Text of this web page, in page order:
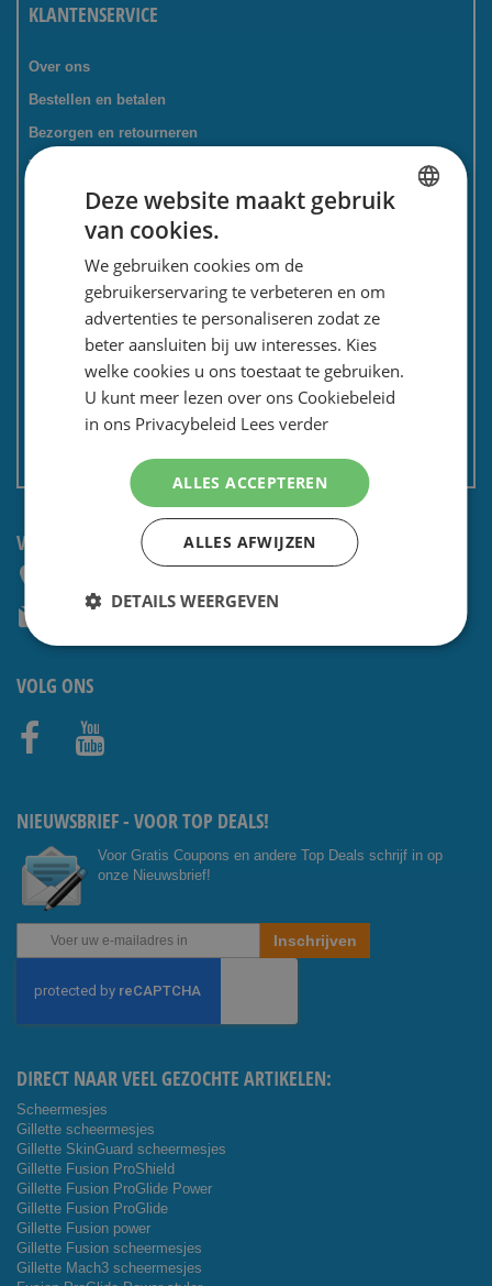
KLANTENSERVICE
Over ons
Bestellen en betalen
Bezorgen en retourneren
Tevredenheidsgarantie
Kadoservice
Bedrijven / zakelijk
Meest gestelde vragen
Contactformulier
Nieuwsbrief
Privacy en security
Algemene voorwaarden
Non EU: Belasting / douane
VRAGEN? NEEM CONTACT OP:
service@shavesavings.com
VOLG ONS
NIEUWSBRIEF - VOOR TOP DEALS!
Voor Gratis Coupons en andere Top Deals schrijf in op
onze Nieuwsbrief!
Abonneer
onze
Inschrijven
DIRECT NAAR VEEL GEZOCHTE ARTIKELEN:
Scheermesjes
Gillette scheermesjes
Gillette SkinGuard scheermesjes
Gillette Fusion ProShield
Gillette Fusion ProGlide Power
Gillette Fusion ProGlide
Gillette Fusion power
Gillette Fusion scheermesjes
Gillette Mach3 scheermesjes
Deze website maakt gebruik
van cookies.
We gebruiken cookies om de
gebruikerservaring te verbeteren en om
advertenties te personaliseren zodat ze
beter aansluiten bij uw interesses. Kies
welke cookies u ons toestaat te gebruiken.
U kunt meer lezen over ons Cookiebeleid
in ons Privacybeleid Lees verder
ALLES ACCEPTEREN
ALLES AFWIJZEN
DETAILS WEERGEVEN